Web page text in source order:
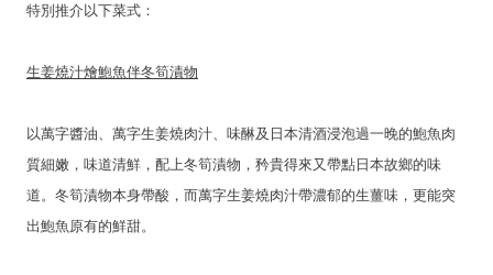
特別推介以下菜式：
生姜燒汁燴鮑魚伴冬筍漬物
以萬字醬油、萬字生姜燒肉汁、味醂及日本清酒浸泡過一晚的鮑魚肉
質細嫩，味道清鮮，配上冬筍漬物，矜貴得來又帶點日本故鄉的味
道。冬筍漬物本身帶酸，而萬字生姜燒肉汁帶濃郁的生薑味，更能突
出鮑魚原有的鮮甜。